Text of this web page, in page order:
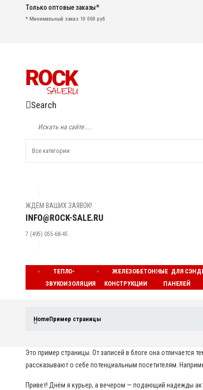
Только оптовые заказы*
* Минимальный заказ 10 000 руб
Search
ЖДЁМ ВАШИХ ЗАЯВОК!
INFO@ROCK-SALE.RU
7 (495) 055-68-45
ТЕПЛО-
ЗВУКОИЗОЛЯЦИЯ
ЖЕЛЕЗОБЕТОННЫЕ
КОНСТРУКЦИИ
ДЛЯ
ПАНЕЛЕЙ
HomeПример страницы
Это пример страницы. От записей в блоге она отличается
рассказывают о себе потенциальным посетителям.
Привет! Днём я курьер, а вечером — подающий надежды